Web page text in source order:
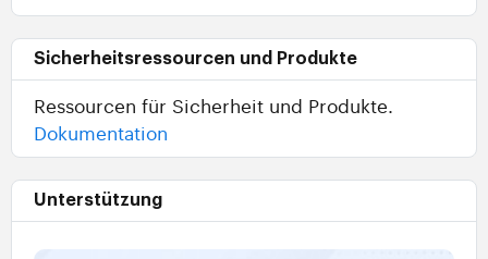
Sicherheitsressourcen und Produkte
Ressourcen für Sicherheit und Produkte.
Dokumentation
Unterstützung